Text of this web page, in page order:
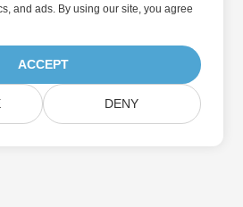
and ads. By using our site, you agree
ACCEPT
DENY